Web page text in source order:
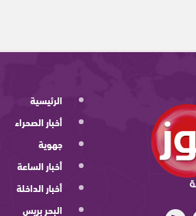
الرئيسية
أخبار الصحراء
جهوية
أخبار الساعة
أخبار الداخلة
البحر بريس